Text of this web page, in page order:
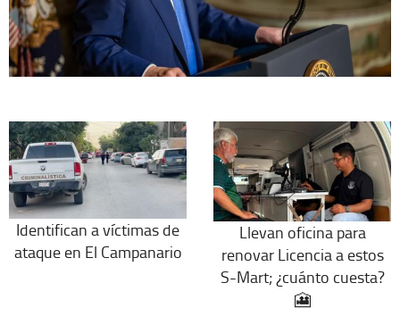
Identifican a víctimas de
ataque en El Campanario
Llevan oficina para
renovar Licencia a estos
S-Mart; ¿cuánto cuesta?
🎦